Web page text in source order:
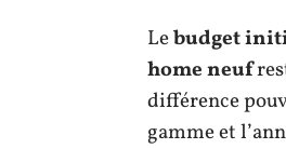
Lebudget
home neuf
différence
gamme et